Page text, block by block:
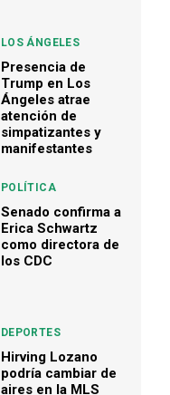
LOS ÁNGELES
Presencia de
Trump en Los
Ángeles atrae
atención de
simpatizantes y
manifestantes
POLÍTICA
Senado confirma a
Erica Schwartz
como directora de
los CDC
DEPORTES
Hirving Lozano
podría cambiar de
aires en la MLS